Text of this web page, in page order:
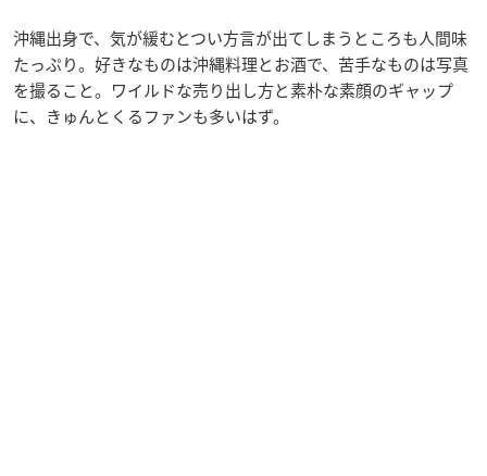
沖縄出身で、気が緩むとつい方言が出てしまうところも人間味
たっぷり。好きなものは沖縄料理とお酒で、苦手なものは写真
を撮ること。ワイルドな売り出し方と素朴な素顔のギャップ
に、きゅんとくるファンも多いはず。